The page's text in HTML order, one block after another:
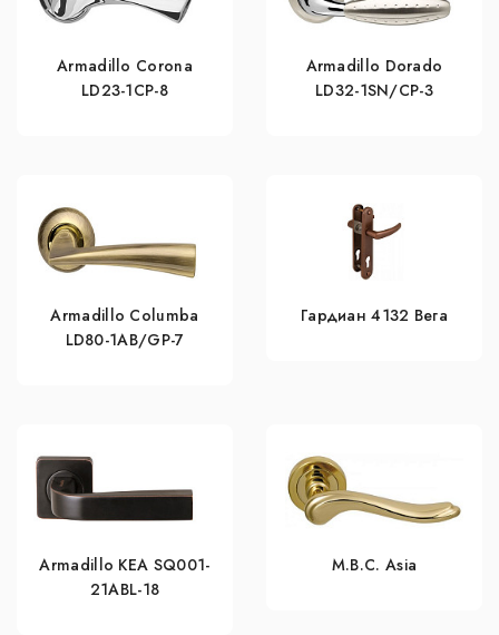
Armadillo Corona
LD23-1CP-8
Armadillo Dorado
LD32-1SN/CP-3
Armadillo Columba
LD80-1AB/GP-7
Гардиан 4132 Вега
Armadillo KEA SQ001-
21ABL-18
M.B.C. Asia